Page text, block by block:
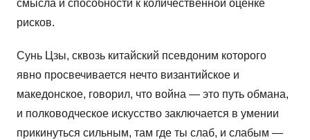
смысла и способности к количественной оценке
рисков.
Сунь Цзы, сквозь китайский псевдоним которого
явно просвечивается нечто византийское и
македонское, говорил, что война — это путь обмана,
и полководческое искусство заключается в умении
прикинуться сильным, там где ты слаб, и слабым —